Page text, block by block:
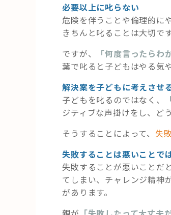
必要以上に叱らない
危険を伴うことや倫理的に
きちんと叱ることは大切です
ですが、
「何度言ったらわ
葉で叱ると子どもはやる気
解決案を子どもに考えさせ
子どもを叱るのではなく、
ジティブな声掛けをし、ど
そうすることによって、 失
失敗することは悪いことで
失敗することが悪いことだ
てしまい、チャレンジ精神
があります。